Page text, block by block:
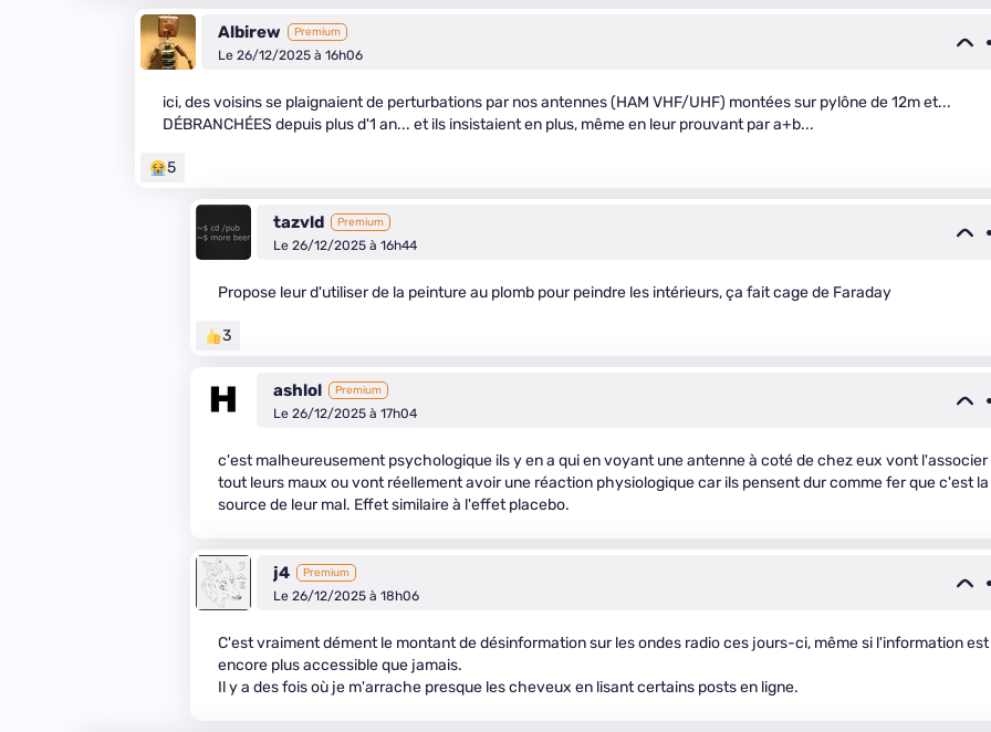
Albirew Premium
Le 26/12/2025 à 16h06
ici, des voisins se plaignaient de perturbations par nos antennes (HAM VHF/UHF) montées sur pylône de 12m et...
DÉBRANCHÉES depuis plus d'1 an... et ils insistaient en plus, même en leur prouvant par a+b...
5
tazvld Premium
Le 26/12/2025 à 16h44
Propose leur d'utiliser de la peinture au plomb pour peindre les intérieurs, ça fait cage de Faraday
3
ashlol Premium
Le 26/12/2025 à 17h04
c'est malheureusement psychologique ils y en a qui en voyant une antenne à coté de chez eux vont l'associer
tout leurs maux ou vont réellement avoir une réaction physiologique car ils pensent dur comme fer que c'est la
source de leur mal. Effet similaire à l'effet placebo.
j4 Premium
Le 26/12/2025 à 18h06
C'est vraiment dément le montant de désinformation sur les ondes radio ces jours-ci, même si l'information est
encore plus accessible que jamais.
Il y a des fois où je m'arrache presque les cheveux en lisant certains posts en ligne.